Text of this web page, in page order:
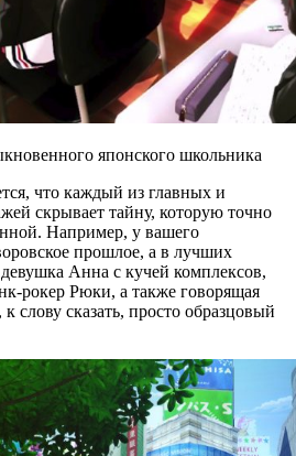
японского школьника
что каждый из главных и
скрывает тайну, которую точно
Например, у вашего
прошлое, а в лучших
девушка Анна с кучей комплексов,
рокер Рюки, а также говорящая
слову сказать, просто образцовый